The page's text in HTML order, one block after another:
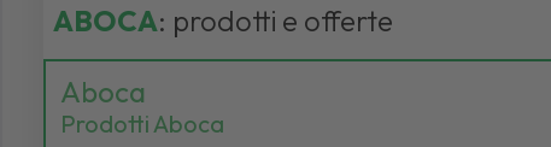
ABOCA: prodotti e offerte
Aboca
Prodotti Aboca